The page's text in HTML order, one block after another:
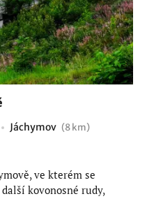
Jáchymov (8 km)
ve kterém se
kovonosné rudy,